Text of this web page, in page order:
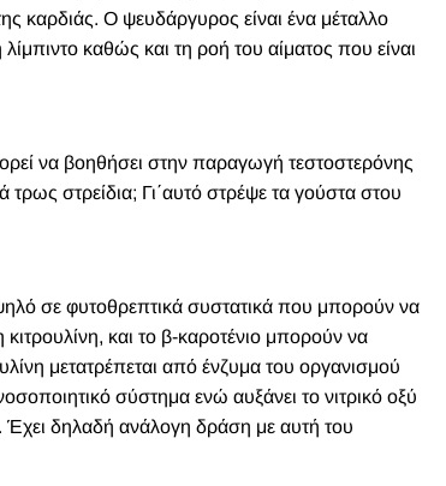
καρδιάς. Ο ψευδάργυρος είναι ένα μέταλλο
καθώς και τη ροή του αίματος που είναι
να βοηθήσει στην παραγωγή τεστοστερόνης
στρείδια; Γι΄αυτό στρέψε τα γούστα στου
σε φυτοθρεπτικά συστατικά που μπορούν να
και το β-καροτένιο μπορούν να
μετατρέπεται από ένζυμα του οργανισμού
σύστημα ενώ αυξάνει το νιτρικό οξύ
Έχει δηλαδή ανάλογη δράση με αυτή του